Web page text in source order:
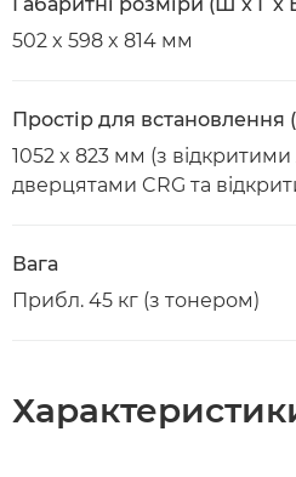
502 x 598 x 814 мм
Простір для встановлення
1052 x 823 мм (з
дверцятами CRG та
Вага
Прибл. 45 кг (з тонером)